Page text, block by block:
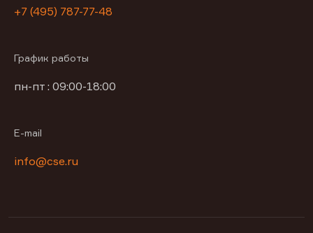
+7 (495) 787-77-48
График работы
пн-пт : 09:00-18:00
E-mail
info@cse.ru